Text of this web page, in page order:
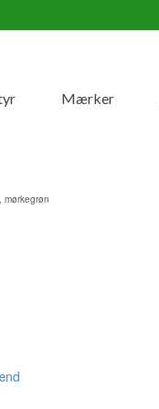
Mærker
mørkegrøn